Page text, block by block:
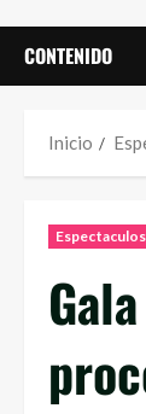
CONTENIDO
Inicio
Espectaculos